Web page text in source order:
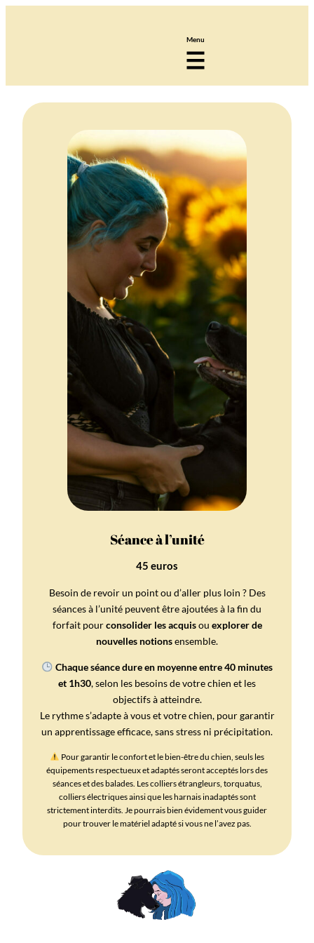
Séance à l’unité
45 euros
Besoin de revoir un point ou d’aller plus loin ? Des
séances à l’unité peuvent être ajoutées à la fin du
forfait pourconsolider les acquisou explorer de
nouvelles notionsensemble.
Chaque séance dure en moyenne entre 40 minutes
et 1h30, selon les besoins de votre chien et les
objectifs à atteindre.
Le rythme s’adapte à vous et votre chien, pour garantir
un apprentissage efficace, sans stress ni précipitation.
Pour garantir le confort et le bien-être du chien, seuls les
équipements respectueux et adaptés seront acceptés lors des
séances et des balades. Les colliers étrangleurs, torquatus,
colliers électriques ainsi que les harnais inadaptés sont
strictement interdits. Je pourrais bien évidement vous guider
pour trouver le matériel adapté si vous ne l’avez pas.